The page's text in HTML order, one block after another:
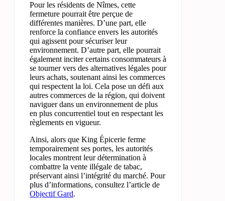
Pour les résidents de Nîmes, cette
fermeture pourrait être perçue de
différentes manières. D’une part, elle
renforce la confiance envers les autorités
qui agissent pour sécuriser leur
environnement. D’autre part, elle pourrait
également inciter certains consommateurs à
se tourner vers des alternatives légales pour
leurs achats, soutenant ainsi les commerces
qui respectent la loi. Cela pose un défi aux
autres commerces de la région, qui doivent
naviguer dans un environnement de plus
en plus concurrentiel tout en respectant les
règlements en vigueur.
Ainsi, alors que King Épicerie ferme
temporairement ses portes, les autorités
locales montrent leur détermination à
combattre la vente illégale de tabac,
préservant ainsi l’intégrité du marché. Pour
plus d’informations, consultez l’article de
Objectif Gard.